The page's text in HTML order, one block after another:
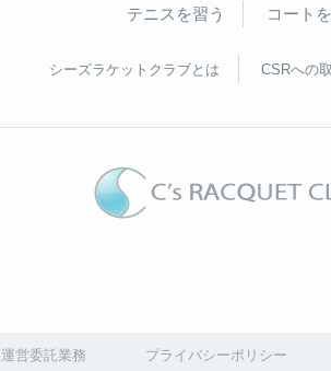
テニスを習う コート
シーズラケットクラブとは CSRへの
運営委託業務 プライバシーポリシー